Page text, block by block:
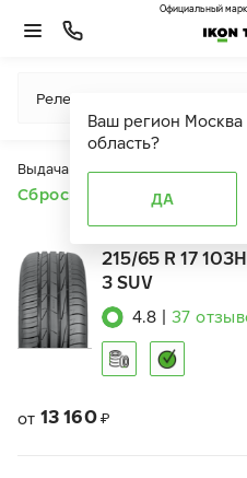
Ваш регион Москва
область?
ДА
Официальный
Релевантность
Выдача продуктов ограничена
Сбросить все фильтры
215/65 R 17
3 SUV
4.8 37
от 13 160 ₽